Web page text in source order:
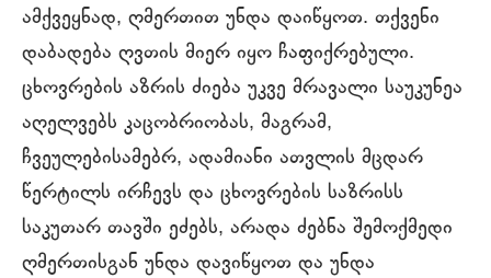
ამქვეყნად, ღმერთით უნდა დაიწყოთ. თქვენი
დაბადება ღვთის მიერ იყო ჩაფიქრებული.
ცხოვრების აზრის ძიება უკვე მრავალი საუკუნეა
აღელვებს კაცობრიობას, მაგრამ,
ჩვეულებისამებრ, ადამიანი ათვლის მცდარ
წერტილს ირჩევს და ცხოვრების საზრისს
საკუთარ თავში ეძებს, არადა ძებნა შემოქმედი
ღმერთისგან უნდა დავიწყოთ და უნდა